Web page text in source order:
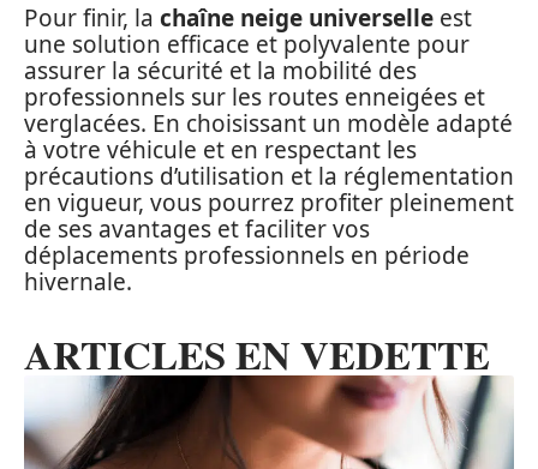
Pour finir, la chaîne neige universelle est
une solution efficace et polyvalente pour
assurer la sécurité et la mobilité des
professionnels sur les routes enneigées et
verglacées. En choisissant un modèle adapté
à votre véhicule et en respectant les
précautions d’utilisation et la réglementation
en vigueur, vous pourrez profiter pleinement
de ses avantages et faciliter vos
déplacements professionnels en période
hivernale.
ARTICLES EN VEDETTE